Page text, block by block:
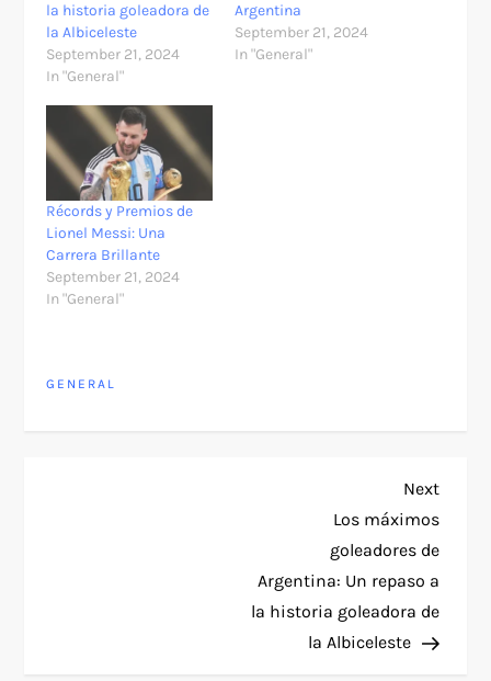
la historia goleadora de
la Albiceleste
September 21, 2024
In "General"
Argentina
September 21, 2024
In "General"
Récords y Premios de
Lionel Messi: Una
Carrera Brillante
September 21, 2024
In "General"
GENERAL
Next
Post
Next
Los máximos
goleadores de
Argentina: Un repaso a
la historia goleadora de
la Albiceleste